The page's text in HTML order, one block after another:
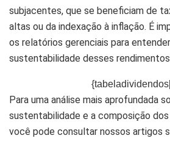
subjacentes, que se beneficiam de
altas ou da indexação à inflação. É
os relatórios gerenciais para
sustentabilidade desses
Para uma análise mais aprofundada
sustentabilidade e a composição
você pode consultar nossos artigos